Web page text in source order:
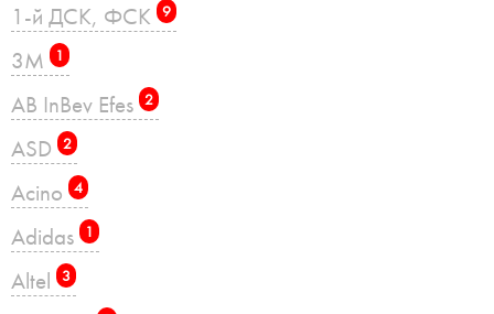
1-й ДСК, ФСК 9
3M 1
AB InBev Efes 2
ASD 2
Acino 4
Adidas 1
Altel 3